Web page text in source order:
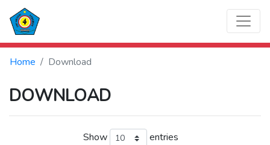
Home Download
DOWNLOAD
Show entries